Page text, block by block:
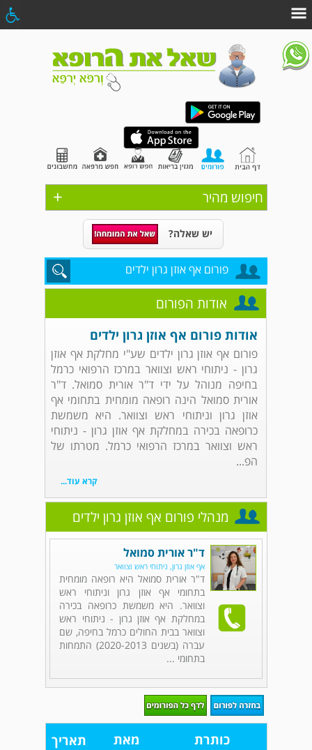
+ חיפוש מהיר
יש שאלה?
פורום אף אוזן גרון ילדים
אודות הפורום
אודות פורום אף אוזן גרון ילדים
פורום אף אוזן גרון ילדים שע"י מחלקת אף אוזן
גרון - ניתוחי ראש וצוואר במרכז הרפואי כרמל
בחיפה מנוהל על ידי ד"ר אורית סמואל. ד"ר
אורית סמואל הינה רופאה מומחית בתחומי אף
אוזן גרון וניתוחי ראש וצוואר. היא משמשת
כרופאה בכירה במחלקת אף אוזן גרון - ניתוחי
ראש וצוואר במרכז הרפואי כרמל. מטרתו של
הפ...
קרא עוד...
מנהלי פורום אף אוזן גרון ילדים
ד"ר אורית סמואל
אף אוזן גרון, ניתוחי ראש וצוואר
ד"ר אורית סמואל היא רופאה מומחית
בתחומי אף אוזן גרון וניתוחי ראש
וצוואר. היא משמשת כרופאה בכירה
במחלקת אף אוזן גרון - ניתוחי ראש
וצוואר בבית החולים כרמל בחיפה, שם
עברה (בשנים 2020-2013) התמחות
בתחומי ...
כותרת מאת תאריך